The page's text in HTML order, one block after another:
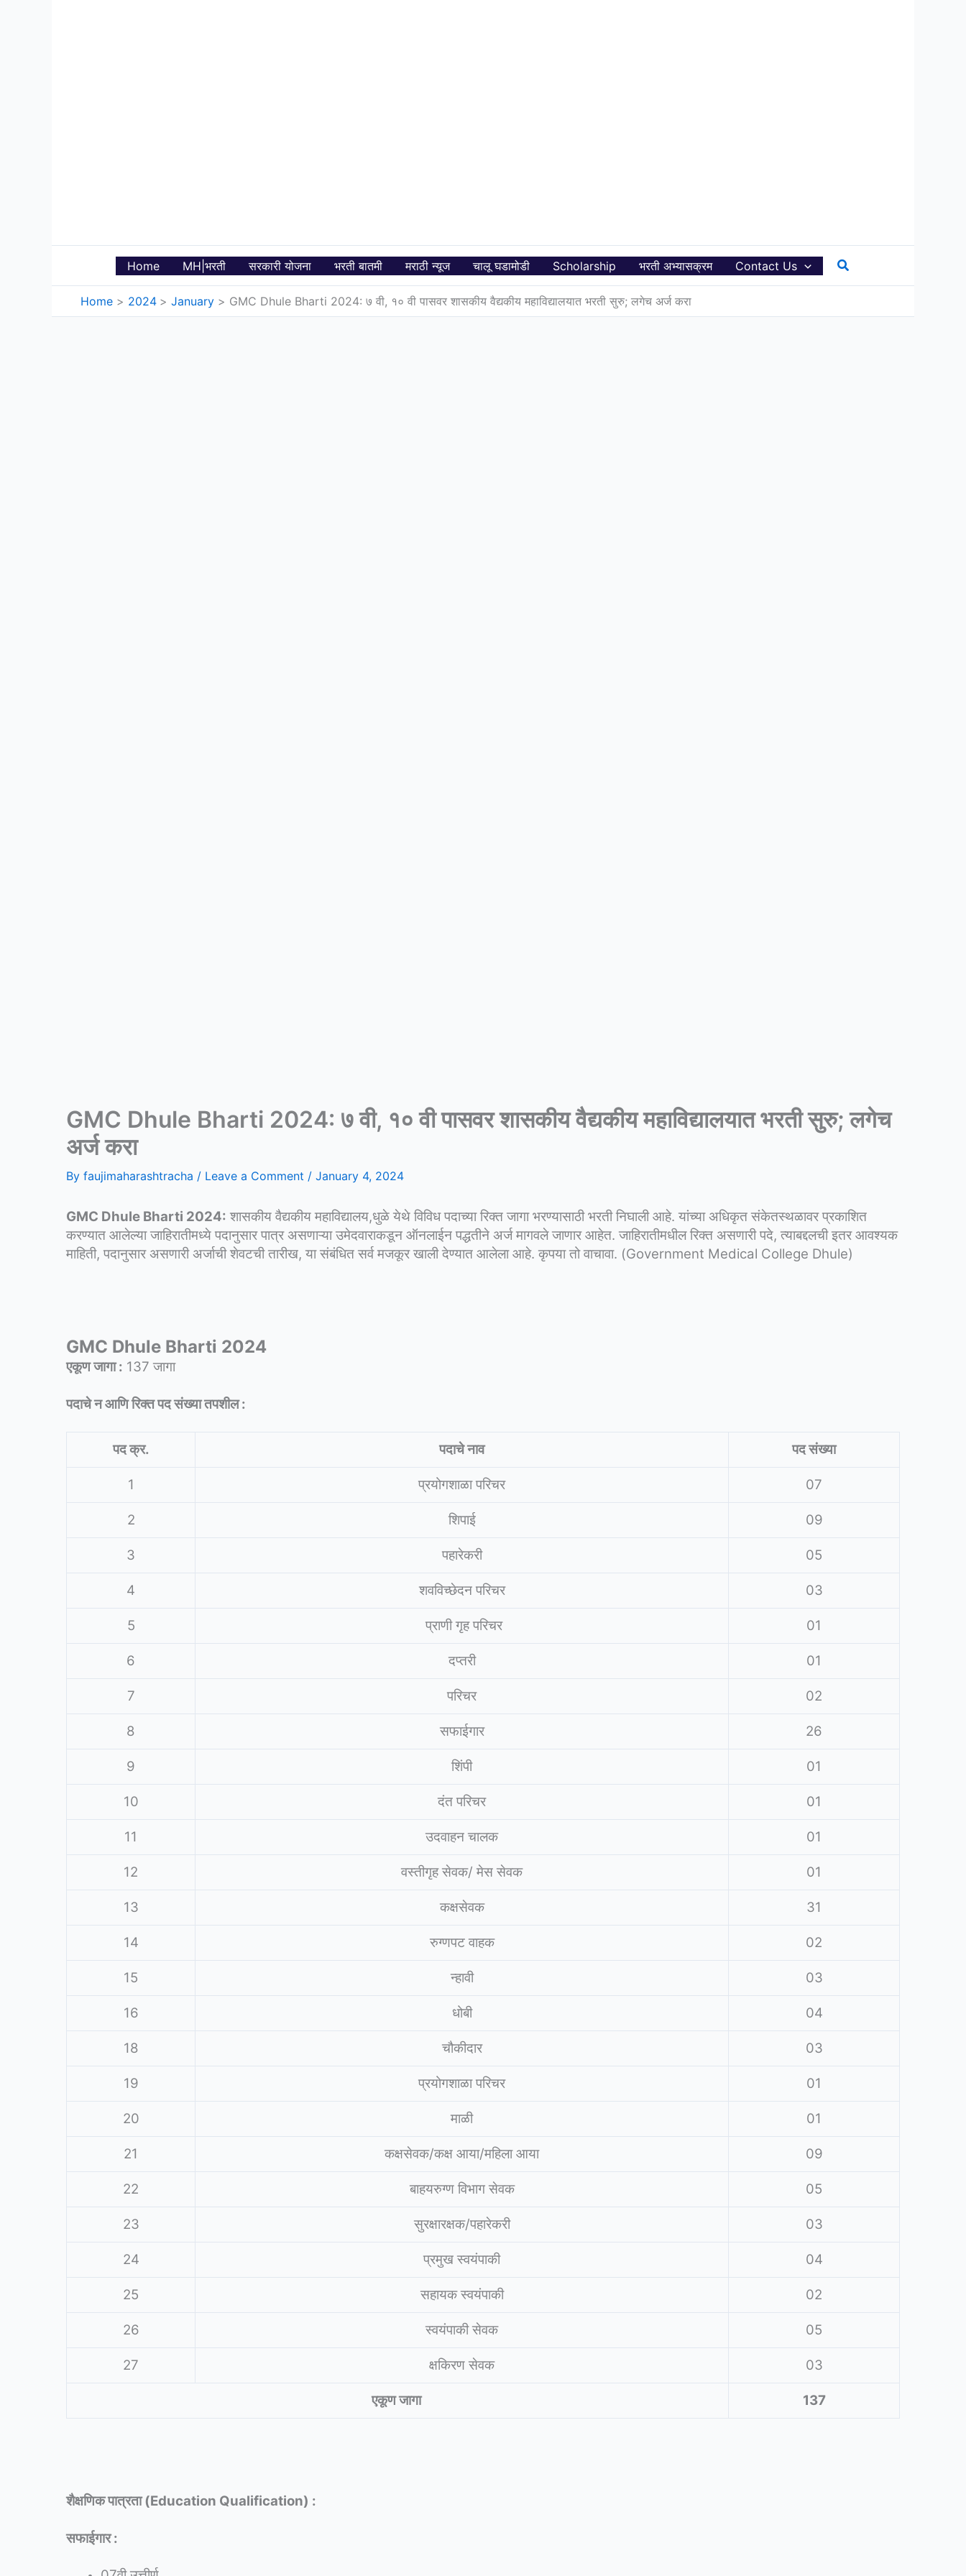
Home MH|भरती सरकारी योजना भरती बातमी मराठी न्यूज चालू घडामोडी Scholarship भरती अभ्यासक्रम Contact Us Search
Home 2024 January GMC Dhule Bharti 2024: ७ वी, १० वी पासवर शासकीय वैद्यकीय महाविद्यालयात भरती सुरु; लगेच अर्ज करा
GMC Dhule Bharti 2024: ७ वी, १० वी पासवर शासकीय वैद्यकीय महाविद्यालयात भरती सुरु; लगेच
अर्ज करा
By faujimaharashtracha / Leave a Comment / January 4, 2024
GMC Dhule Bharti 2024: शासकीय वैद्यकीय महाविद्यालय,धुळे येथे विविध पदाच्या रिक्त जागा भरण्यासाठी भरती निघाली आहे. यांच्या अधिकृत संकेतस्थळावर प्रकाशित
करण्यात आलेल्या जाहिरातीमध्ये पदानुसार पात्र असणाऱ्या उमेदवाराकडून ऑनलाईन पद्धतीने अर्ज मागवले जाणार आहेत. जाहिरातीमधील रिक्त असणारी पदे, त्याबद्दलची इतर आवश्यक
माहिती, पदानुसार असणारी अर्जाची शेवटची तारीख, या संबंधित सर्व मजकूर खाली देण्यात आलेला आहे. कृपया तो वाचावा. (Government Medical College Dhule)
GMC Dhule Bharti 2024
एकूण जागा : 137 जागा
पदाचे न आणि रिक्त पद संख्या तपशील :
पद क्र. पदाचे नाव पद संख्या
1 प्रयोगशाळा परिचर 07
2 शिपाई 09
3 पहारेकरी 05
4 शवविच्छेदन परिचर 03
5 प्राणी गृह परिचर 01
6 दप्तरी 01
7 परिचर 02
8 सफाईगार 26
9 शिंपी 01
10 दंत परिचर 01
11 उदवाहन चालक 01
12 वस्तीगृह सेवक/ मेस सेवक 01
13 कक्षसेवक 31
14 रुग्णपट वाहक 02
15 न्हावी 03
16 धोबी 04
18 चौकीदार 03
19 प्रयोगशाळा परिचर 01
20 माळी 01
21 कक्षसेवक/कक्ष आया/महिला आया 09
22 बाहयरुग्ण विभाग सेवक 05
23 सुरक्षारक्षक/पहारेकरी 03
24 प्रमुख स्वयंपाकी 04
25 सहायक स्वयंपाकी 02
26 स्वयंपाकी सेवक 05
27 क्षकिरण सेवक 03
एकूण जागा 137
शैक्षणिक पात्रता (Education Qualification) :
सफाईगार :